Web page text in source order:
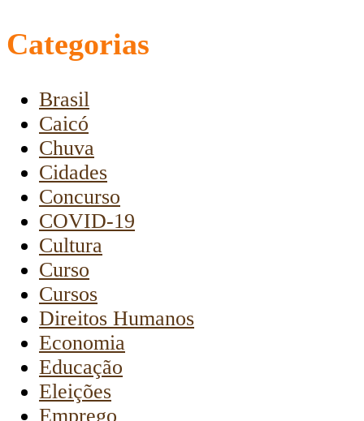
Categorias
Brasil
Caicó
Chuva
Cidades
Concurso
COVID-19
Cultura
Curso
Cursos
Direitos Humanos
Economia
Educação
Eleições
Emprego